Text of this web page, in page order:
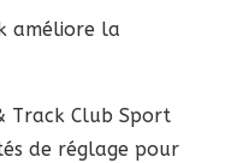
améliore la
Track Club Sport
de réglage pour